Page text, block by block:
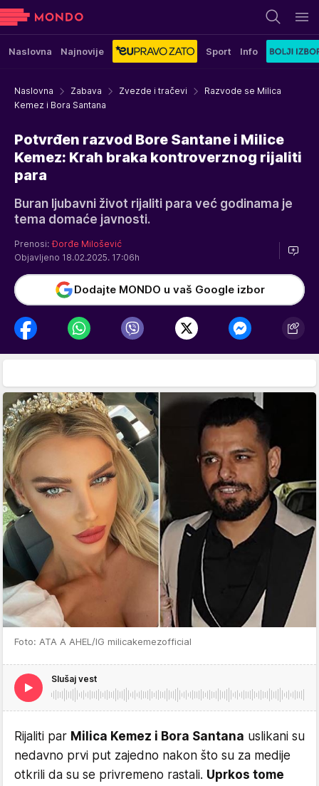
Naslovna Najnovije Sport Info
Naslovna Zabava Zvezde i tračevi
Razvode se Milica
Kemez i Bora Santana
Potvrđen razvod Bore Santane i Milice
Kemez: Krah braka kontroverznog rijaliti
para
Buran ljubavni život rijaliti para već godinama je
tema domaće javnosti.
Prenosi: Đorđe Milošević
Objavljeno 18.02.2025. 17:06h
Dodajte MONDO u vaš Google izbor
Foto: ATA A AHEL/IG milicakemezofficial
Slušaj vest
Rijaliti par Milica Kemez i Bora Santana uslikani su
nedavno prvi put zajedno nakon što su za medije
otkrili da su se privremeno rastali. Uprkos tome